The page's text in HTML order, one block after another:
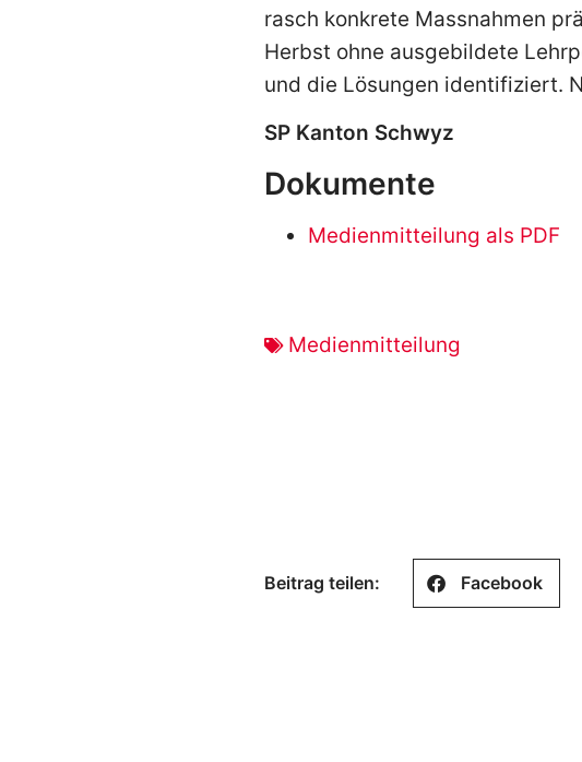
rasch konkrete Massnahmen
Herbst ohne ausgebildete
und die Lösungen identifiziert.
SP Kanton Schwyz
Dokumente
Medienmitteilung als PDF
Medienmitteilung
Beitrag teilen: Facebook